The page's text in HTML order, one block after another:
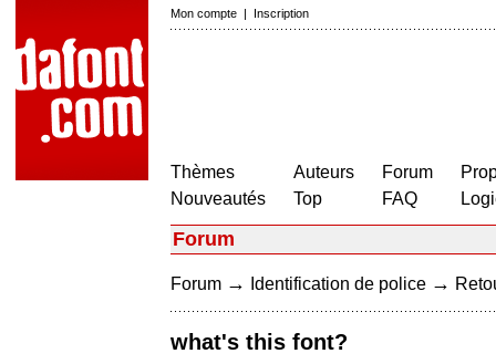
Mon compte | Inscription
Thèmes
Nouveautés
Auteurs
Top
Forum
FAQ
Forum
Forum → Identification de police →
what's this font?